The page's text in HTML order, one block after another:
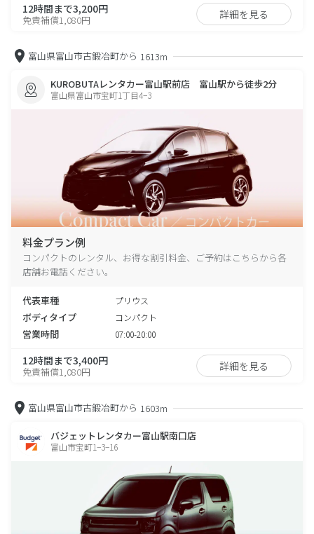
12時間まで3,200円
免責補償1,080円 詳細を見る
富山県富山市古鍛冶町から 1613m
KUROBUTAレンタカー富山駅前店 富山駅から徒歩2分
富山県富山市宝町1丁目4−3
料金プラン例
コンパクトのレンタル、お得な割引料金、ご予約はこちらから各
店舗お電話ください。
代表車種 プリウス
ボディタイプ コンパクト
営業時間 07:00-20:00
12時間まで3,400円
免責補償1,080円 詳細を見る
富山県富山市古鍛冶町から 1603m
バジェットレンタカー富山駅南口店
富山市宝町1−3−16